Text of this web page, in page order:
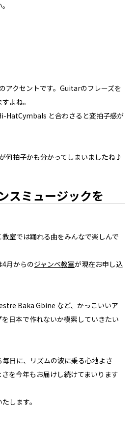
アクセントです。Guitarのフレーズを
よね。
HatCymbals と合わさると変拍子感が
何拍子かも分かってしまいましたね♪
スミュージックを
室では踊れる曲をみんなで楽しんで
月からのジャンベ教室が現在お申し込
Baka Gbine など、かっこいいア
日本で作れないか模索していきたい
日に、リズムの波に乗る心地よさ
を今年もお届けし続けてまいります
します。